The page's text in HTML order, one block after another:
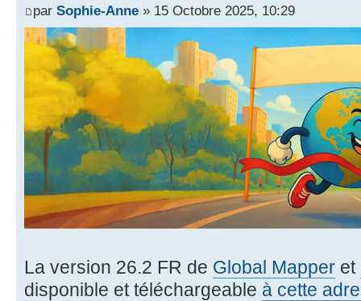
par Sophie-Anne » 15 Octobre 2025, 10:29
La version 26.2 FR de Global Mapper et
disponible et téléchargeable à cette